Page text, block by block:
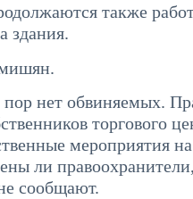
также
здания.
нет обвиняемых.
торгового
мероприятия
ли
сообщают.